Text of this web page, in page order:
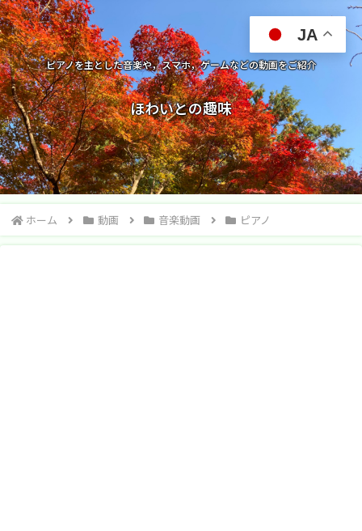
ピアノを主とした音楽や，スマホ，ゲームなどの動画をご紹介
ほわいとの趣味
ホーム 動画 音楽動画 ピアノ
JA